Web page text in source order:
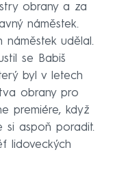
obrany a za
náměstek.
udělal.
se Babiš
byl v letech
obrany pro
premiére, když
si aspoň poradit.
lidoveckých